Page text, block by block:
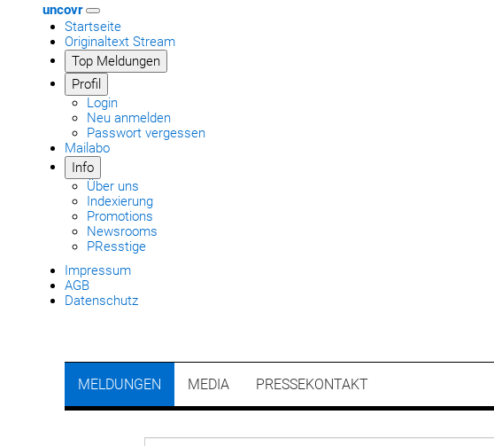
uncovr
Startseite
Originaltext Stream
Top Meldungen
Profil
Login
Neu anmelden
Passwort vergessen
Mailabo
Info
Über uns
Indexierung
Promotions
Newsrooms
PResstige
Impressum
AGB
Datenschutz
MELDUNGEN MEDIA PRESSEKONTAKT